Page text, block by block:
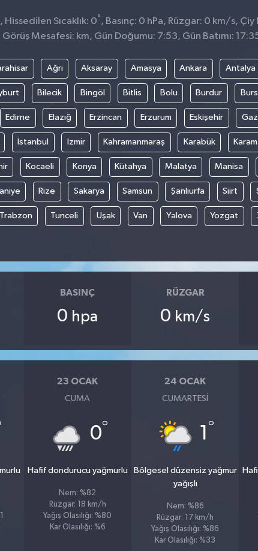
Hissedilen Sıcaklık: 0° , Basınç: 0 hPa, Rüzgar: 0 km/s, Çiy
Görüş Mesafesi: km, Gün Doğumu: 7:53, Gün Batımı:
Ağrı Aksaray Amasya Ankara Antalya
Bilecik Bingöl Bitlis Bolu Burdur
Edirne Elazığ Erzincan Erzurum Eskişehir
İstanbul İzmir Kahramanmaraş Karabük
Kocaeli Konya Kütahya Malatya Manisa
Rize Sakarya Samsun Şanlıurfa Siirt
Trabzon Tunceli Uşak Van Yalova Yozgat
BASINÇ
0 hpa
RÜZGAR
0 km/s
23 OCAK
CUMA
0°
Hafif dondurucu yağmurlu
Nem: %82
Rüzgar: 18 km/h
Yağış Olasılığı: %80
Kar Olasılığı: %6
24 OCAK
CUMARTESI
1 °
Bölgesel düzensiz yağmur
yağışlı
Nem: %86
Rüzgar: 17 km/h
Yağış Olasılığı: %86
Kar Olasılığı: %33